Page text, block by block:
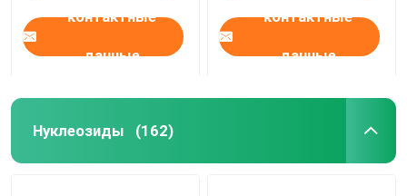
контактные
данные
контактные
данные
Нуклеозиды (162)